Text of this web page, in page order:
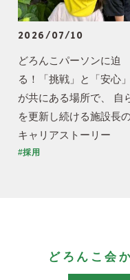
2026/07/10
どろんこパーソンに迫
る！「挑戦」と「安心」
が共にある場所で、 自
を更新し続ける施設長
キャリアストーリー
#採用
どろんこ会